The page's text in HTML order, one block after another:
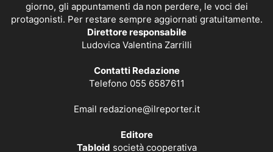
giorno, gli appuntamenti da non perdere, le voci dei
protagonisti. Per restare sempre aggiornati gratuitamente.
Direttore responsabile
Ludovica Valentina Zarrilli
Contatti Redazione
Telefono 055 6587611
Email redazione@ilreporter.it
Editore
Tabloid società cooperativa